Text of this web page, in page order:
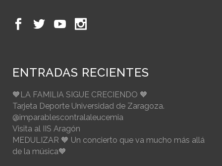
ENTRADAS RECIENTES
🧡LA FAMILIA SIGUE CRECIENDO 🧡
Tarjeta Deporte Universidad de Zaragoza.
@imparablescontralaleucemia
Visita al IIS Aragón
MEDULIZAR 🧡 Un concierto que va mucho más allá
de la música🧡